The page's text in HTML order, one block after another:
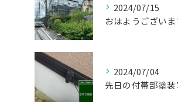
2024/07/15
おはようございま
2024/07/04